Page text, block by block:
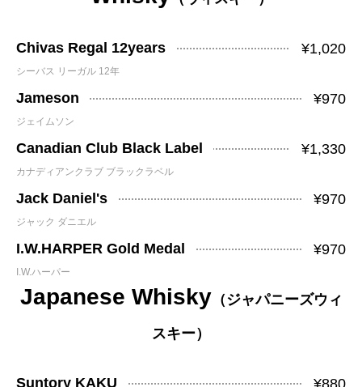
Chivas Regal 12years ¥1,020
シーバス リーガル 12年
Jameson ¥970
ジェイムソン
Canadian Club Black Label ¥1,330
カナディアンクラブ ブラックラベル
Jack Daniel's ¥970
ジャック ダニエル
I.W.HARPER Gold Medal ¥970
I.W.ハーパー
Japanese Whisky （ジャパニーズウィ
スキー）
Suntory KAKU ¥880